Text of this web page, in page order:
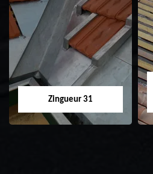
Etanchéité toiture
31
Zingueur 31